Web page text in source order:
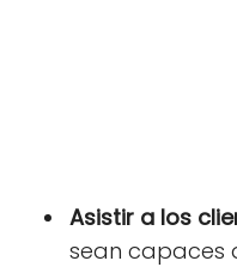
Asistir a los
sean capaces